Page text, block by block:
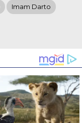
Imam Darto